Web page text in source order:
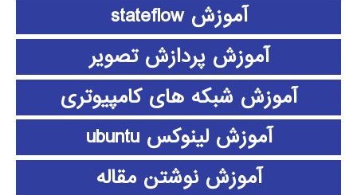
آموزش stateflow
آموزش پردازش تصویر
آموزش شبکه های کامپیوتری
آموزش لینوکس ubuntu
آموزش نوشتن مقاله